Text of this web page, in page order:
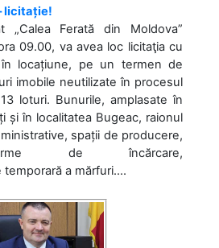
licitație!
„Calea Ferată din Moldova”
09.00, va avea loc licitaţia cu
locațiune, pe un termen de
imobile neutilizate în procesul
loturi. Bunurile, amplasate în
și în localitatea Bugeac, raionul
spații de producere,
de încărcare,
a mărfuri....